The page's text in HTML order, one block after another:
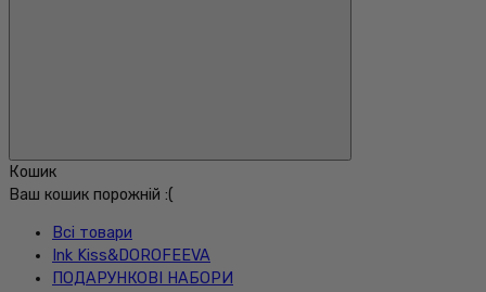
Кошик
Ваш кошик порожній :(
Всі товари
Ink Kiss&DOROFEEVA
ПОДАРУНКОВІ НАБОРИ